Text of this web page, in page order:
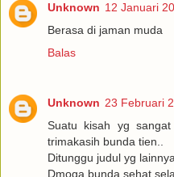
Unknown 12 Januari
Berasa di jaman muda
Balas
Unknown 23 Februari
Suatu kisah yg
trimakasih bunda tien..
Ditunggu judul yg
Dmoga bunda sehat